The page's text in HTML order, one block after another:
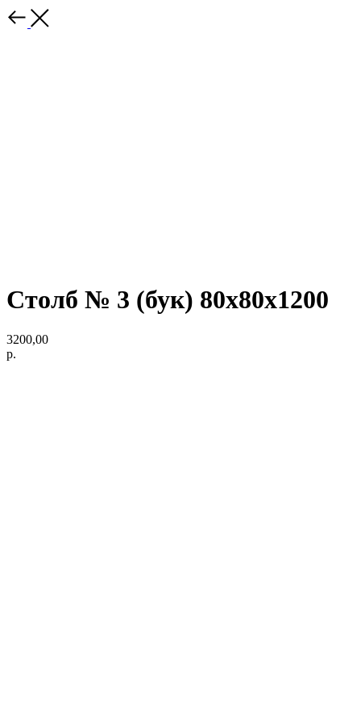
Столб № 3 (бук) 80х80х1200
3200,00
р.